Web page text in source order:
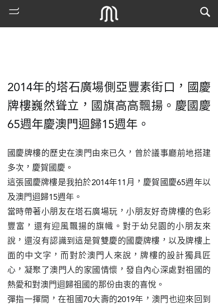
索
古
地
圖
媽
寺
廟
2014年的塔石廣場側亞豐素街口，國慶
牌樓巍然聳立，國旗高高飄揚。慶國慶
65週年慶澳門迴歸15週年。
國慶牌樓的歷史在澳門由來已久，曾於議事廳前地搭建
多次，慶賀國慶。
這張國慶牌樓是我拍於2014年11月，慶賀國慶65週年以
及澳門迴歸15週年。
當時帶著小朋友在塔石廣場玩，小朋友好奇牌樓的色彩
豐富，還有迎風飄揚的旗幟。對于幼兒園的小朋友來
說，還沒有認識到這是賀雙慶的國慶牌樓，以及牌樓上
面的中文字，而對於澳門人來說，牌樓的設計獨具匠
心，凝聚了澳門人的家國情懷，發自內心深處對祖國的
熱愛和對澳門迴歸祖國的那份由衷的喜悅。
彈指一揮間，在祖國70大壽的2019年，澳門也迎來回到